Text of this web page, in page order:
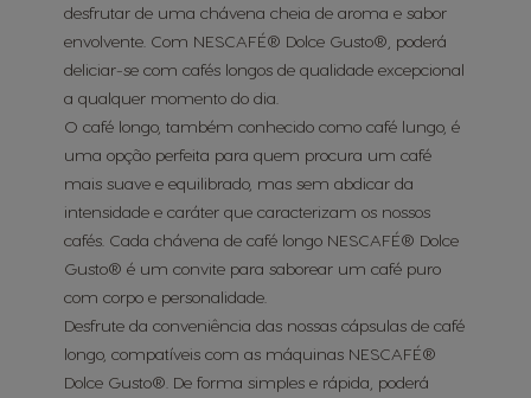
desfrutar de uma chávena cheia de aroma e sabor
envolvente. Com NESCAFÉ® Dolce Gusto®, poderá
deliciar-se com cafés longos de qualidade excepcional
a qualquer momento do dia.
O café longo, também conhecido como café lungo, é
uma opção perfeita para quem procura um café
mais suave e equilibrado, mas sem abdicar da
intensidade e caráter que caracterizam os nossos
cafés. Cada chávena de café longo NESCAFÉ® Dolce
Gusto® é um convite para saborear um café puro
com corpo e personalidade.
Desfrute da conveniência das nossas cápsulas de café
longo, compatíveis com as máquinas NESCAFÉ®
Dolce Gusto®. De forma simples e rápida, poderá